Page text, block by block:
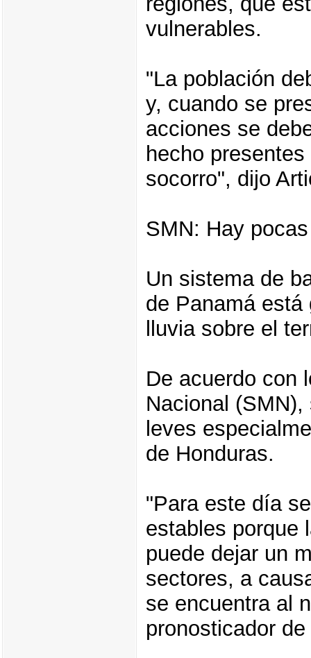
vulnerables.
"La población
y, cuando se
acciones se
hecho
socorro", dijo
SMN: Hay
Un sistema de
de Panamá está
lluvia sobre el
De acuerdo con
Nacional
leves
de Honduras.
"Para este día
estables porque
puede dejar un
sectores, a
se encuentra al
pronosticador